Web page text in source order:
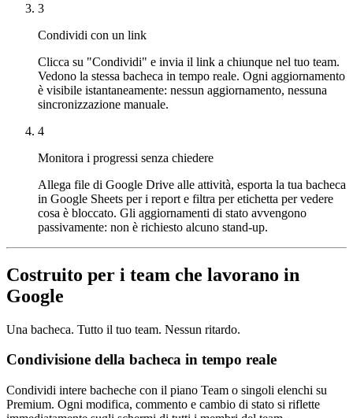
3
Condividi con un link
Clicca su "Condividi" e invia il link a chiunque nel tuo team.
Vedono la stessa bacheca in tempo reale. Ogni aggiornamento
è visibile istantaneamente: nessun aggiornamento, nessuna
sincronizzazione manuale.
4
Monitora i progressi senza chiedere
Allega file di Google Drive alle attività, esporta la tua bacheca
in Google Sheets per i report e filtra per etichetta per vedere
cosa è bloccato. Gli aggiornamenti di stato avvengono
passivamente: non è richiesto alcuno stand-up.
Costruito per i team che lavorano in
Google
Una bacheca. Tutto il tuo team. Nessun ritardo.
Condivisione della bacheca in tempo reale
Condividi intere bacheche con il piano Team o singoli elenchi su
Premium. Ogni modifica, commento e cambio di stato si riflette